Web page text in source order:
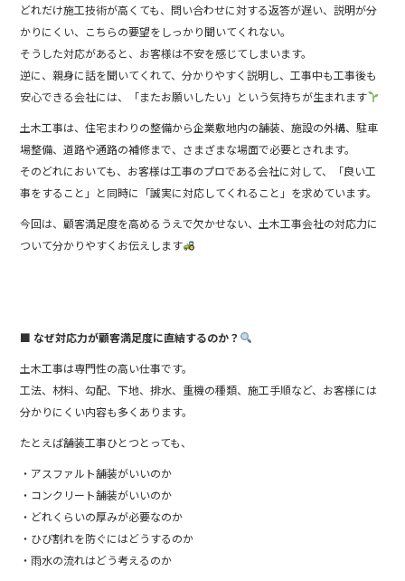
どれだけ施工技術が高くても、問い合わせに対する返答が遅い、説明が分
かりにくい、こちらの要望をしっかり聞いてくれない。
そうした対応があると、お客様は不安を感じてしまいます。
逆に、親身に話を聞いてくれて、分かりやすく説明し、工事中も工事後も
安心できる会社には、「またお願いしたい」という気持ちが生まれます
土木工事は、住宅まわりの整備から企業敷地内の舗装、施設の外構、駐車
場整備、道路や通路の補修まで、さまざまな場面で必要とされます。
そのどれにおいても、お客様は工事のプロである会社に対して、「良い工
事をすること」と同時に「誠実に対応してくれること」を求めています。
今回は、顧客満足度を高めるうえで欠かせない、土木工事会社の対応力に
ついて分かりやすくお伝えします
■ なぜ対応力が顧客満足度に直結するのか？
土木工事は専門性の高い仕事です。
工法、材料、勾配、下地、排水、重機の種類、施工手順など、お客様には
分かりにくい内容も多くあります。
たとえば舗装工事ひとつとっても、
・アスファルト舗装がいいのか
・コンクリート舗装がいいのか
・どれくらいの厚みが必要なのか
・ひび割れを防ぐにはどうするのか
・雨水の流れはどう考えるのか